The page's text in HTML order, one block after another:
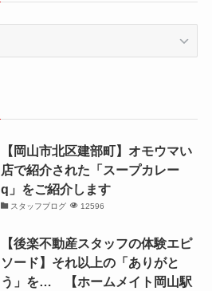
【岡山市北区建部町】オモウマい
店で紹介された「スープカレー
q」をご紹介します
スタッフブログ 12596
【後楽不動産スタッフの体験エピ
ソード】それ以上の「ありがと
う」を… 【ホームメイト岡山駅